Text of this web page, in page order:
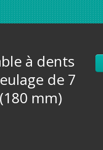
à dents
de 7
mm)